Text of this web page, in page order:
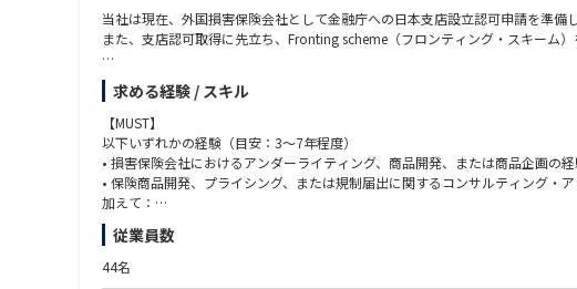
当社は現在、外国損害保険会社として金融庁への日本支店設立認可申請を準
また、支店認可取得に先立ち、Fronting scheme（フロンティング・スキーム
本ポジションは、リージョナルのChief Insurance Officerにソリッドライン、
会社と連携しながら、約款等の書類作成、料率算定、規制対応書類の作成など
業務スコープには日本市場向けの商品開発・商品改定も含まれます。将来的
【主な業務内容】
■ フロンティング・フェーズにおけるアンダーライティング支援
• フロンティング商品の約款・特約条項・関連書類のドラフト・レビュー
• 業務委託アクチュアリーと連携した保険料率の算定・プライシング分析の支援
• フロンターとの商品仕様・引受ガイドラインに関する調整
求める経験 / スキル
【MUST】
以下いずれかの経験（目安：3〜7年程度）
• 損害保険会社におけるアンダーライティング、商品開発、または商品企画の
• 保険商品開発、プライシング、または規制届出に関するコンサルティング・
加えて：
• 約款または規制届出書類のドラフティング実務経験
• 保険料率算定・プライシングの基礎的理解
• 高いドキュメンテーション力および分析力
従業員数
44名